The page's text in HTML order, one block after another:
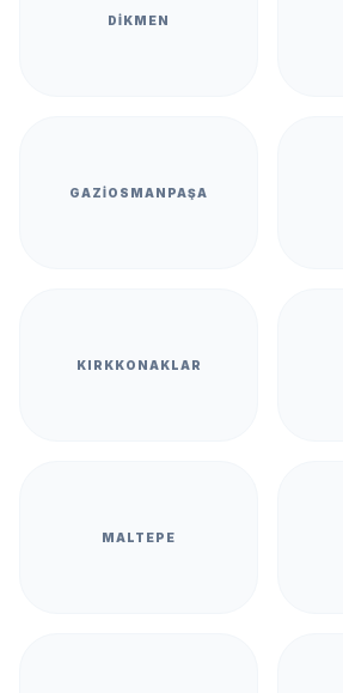
DIKMEN
GAZIOSMANPAŞA
KIRKKONAKLAR
MALTEPE